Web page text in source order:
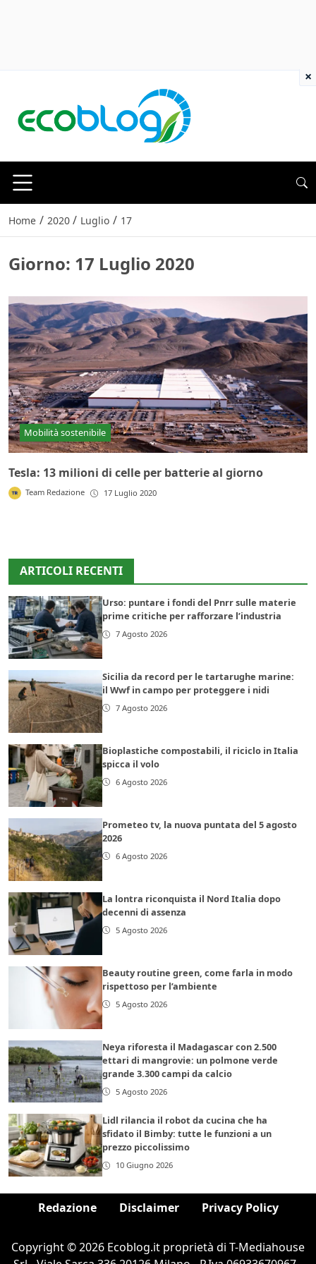
Home / 2020 / Luglio / 17
Giorno: 17 Luglio 2020
Mobilità sostenibile
Tesla: 13 milioni di celle per batterie al giorno
Team Redazione 17 Luglio 2020
ARTICOLI RECENTI
Urso: puntare i fondi del Pnrr sulle materie
prime critiche per rafforzare l’industria
7 Agosto 2026
Sicilia da record per le tartarughe marine:
il Wwf in campo per proteggere i nidi
7 Agosto 2026
Bioplastiche compostabili, il riciclo in Italia
spicca il volo
6 Agosto 2026
Prometeo tv, la nuova puntata del 5 agosto
2026
6 Agosto 2026
La lontra riconquista il Nord Italia dopo
decenni di assenza
5 Agosto 2026
Beauty routine green, come farla in modo
rispettoso per l’ambiente
5 Agosto 2026
Neya riforesta il Madagascar con 2.500
ettari di mangrovie: un polmone verde
grande 3.300 campi da calcio
5 Agosto 2026
Lidl rilancia il robot da cucina che ha
sfidato il Bimby: tutte le funzioni a un
prezzo piccolissimo
10 Giugno 2026
Redazione Disclaimer Privacy Policy
Copyright © 2026 Ecoblog.it proprietà di T-Mediahouse
×